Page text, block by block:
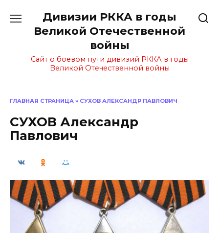
содержанию
Дивизии РККА в годы
Великой Отечественной
войны
Сайт о боевом пути дивизий РККА в годы
Великой Отечественной войны
ГЛАВНАЯ СТРАНИЦА » СУХОВ АЛЕКСАНДР ПАВЛОВИЧ
СУХОВ Александр
Павлович